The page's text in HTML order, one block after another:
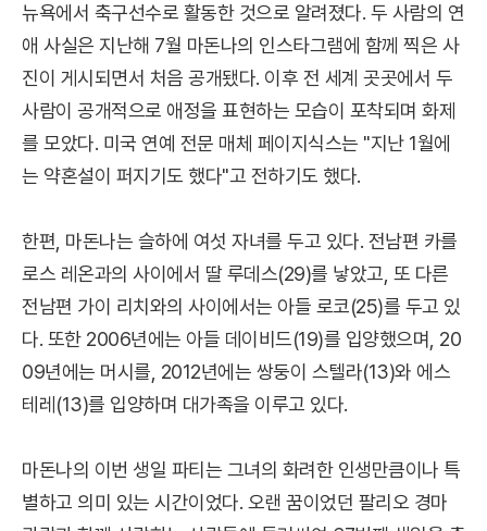
뉴욕에서 축구선수로 활동한 것으로 알려졌다. 두 사람의 연
애 사실은 지난해 7월 마돈나의 인스타그램에 함께 찍은 사
진이 게시되면서 처음 공개됐다. 이후 전 세계 곳곳에서 두
사람이 공개적으로 애정을 표현하는 모습이 포착되며 화제
를 모았다. 미국 연예 전문 매체 페이지식스는 "지난 1월에
는 약혼설이 퍼지기도 했다"고 전하기도 했다.
한편, 마돈나는 슬하에 여섯 자녀를 두고 있다. 전남편 카를
로스 레온과의 사이에서 딸 루데스(29)를 낳았고, 또 다른
전남편 가이 리치와의 사이에서는 아들 로코(25)를 두고 있
다. 또한 2006년에는 아들 데이비드(19)를 입양했으며, 20
09년에는 머시를, 2012년에는 쌍둥이 스텔라(13)와 에스
테레(13)를 입양하며 대가족을 이루고 있다.
마돈나의 이번 생일 파티는 그녀의 화려한 인생만큼이나 특
별하고 의미 있는 시간이었다. 오랜 꿈이었던 팔리오 경마